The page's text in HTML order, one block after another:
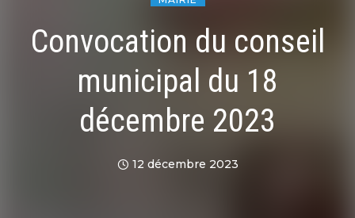
Convocation du conseil
municipal du 18
décembre 2023
12 décembre 2023